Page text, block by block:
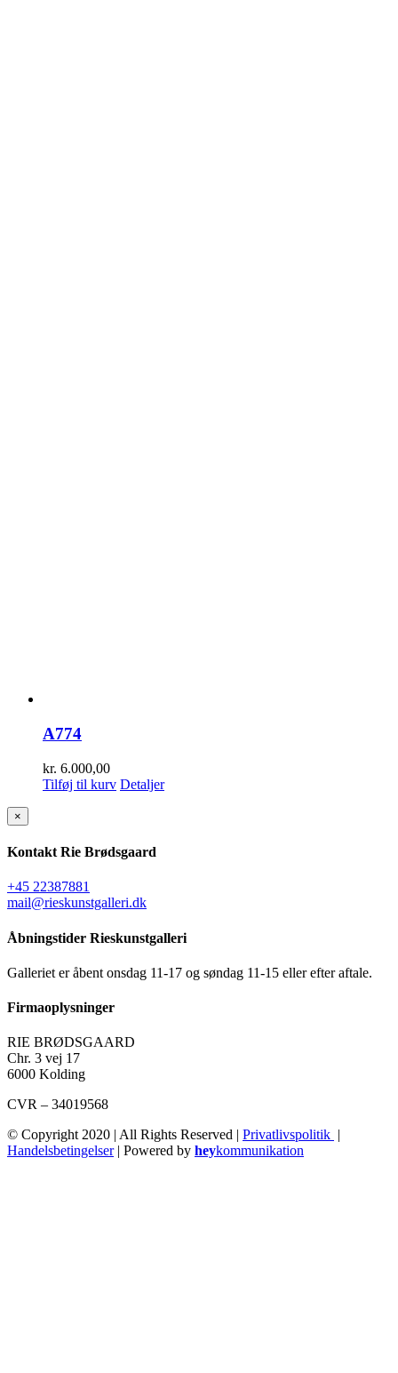
A774
kr. 6.000,00
Tilføj til kurv Detaljer
Close
product
view
×
Kontakt Rie Brødsgaard
+45 22387881
mail@rieskunstgalleri.dk
Åbningstider Rieskunstgalleri
Galleriet er åbent onsdag 11-17 og søndag 11-15 eller efter aftale.
Firmaoplysninger
RIE BRØDSGAARD
Chr. 3 vej 17
6000 Kolding
CVR – 34019568
© Copyright 2020 | All Rights Reserved | Privatlivspolitik |
Handelsbetingelser| Powered by heykommunikation